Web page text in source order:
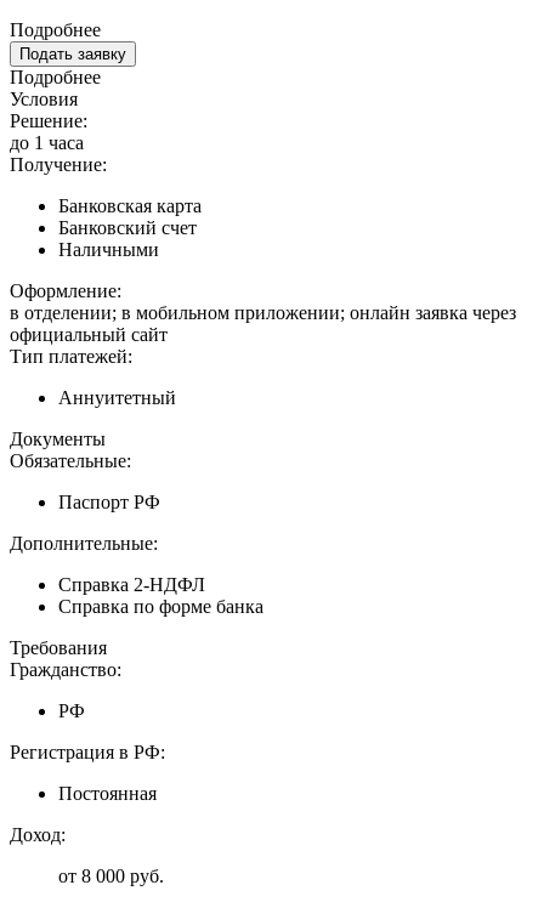
Подробнее
Подать заявку
Подробнее
Условия
Решение:
до 1 часа
Получение:
Банковская карта
Банковский счет
Наличными
Оформление:
в отделении; в мобильном приложении; онлайн заявка через
официальный сайт
Тип платежей:
Аннуитетный
Документы
Обязательные:
Паспорт РФ
Дополнительные:
Справка 2-НДФЛ
Справка по форме банка
Требования
Гражданство:
РФ
Регистрация в РФ:
Постоянная
Доход:
от 8 000 руб.